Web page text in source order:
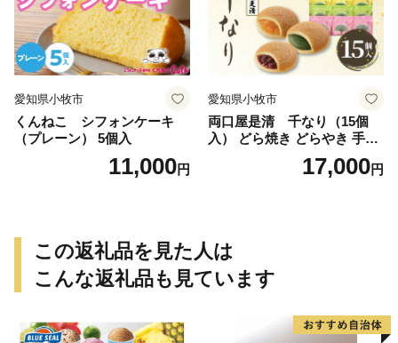
愛知県小牧市
くんねこ シフォンケーキ
（プレーン） 5個入
11,000円
愛知県小牧市
両口屋是清 千なり（15個
入） どら焼き どらやき 手土
産 お土産 土産 丹波大納言小
豆 抹茶 林檎 りんご 慶事 お
17,000円
この返礼品を見た人は
こんな返礼品も見ています